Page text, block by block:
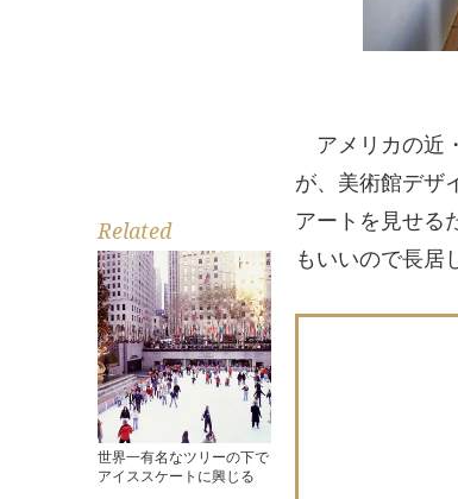
Related
世界一有名なツリーの下で
アイススケートに興じる
アメリカの近
が、美術館デザ
アートを見せる
もいいので長居